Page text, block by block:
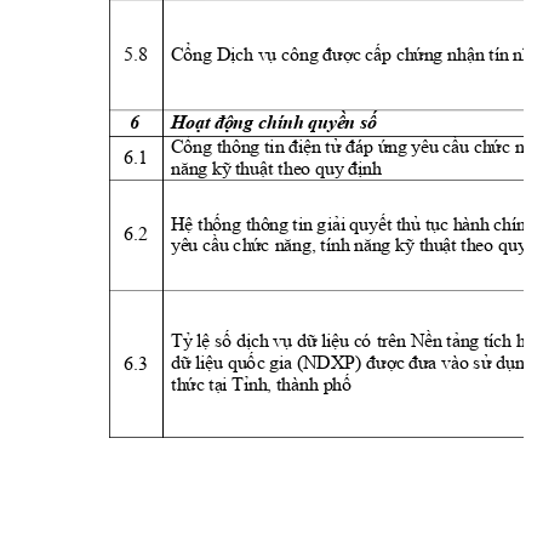
5.8 Cổng Dịch vụ công được cấp chứng nhận tín
6 Hoạt động chính quyền số
6.1 Cổng thông tin điện tử đáp ứng yêu cầu chức năn
năng kỹthuật theo quy định
6.2 Hệ thống thông tin giảiquyết thủ tục hành chính
yêu cầu chức năng, tính năng kỹ thuật theo quy
6.3
Tỷ lệ số dịch vụ dữ liệu có trên Nền tảng tích
dữ liệu quốc gia (NDXP) được đưa vào sử dụng
thức tại Tỉnh , thành phố